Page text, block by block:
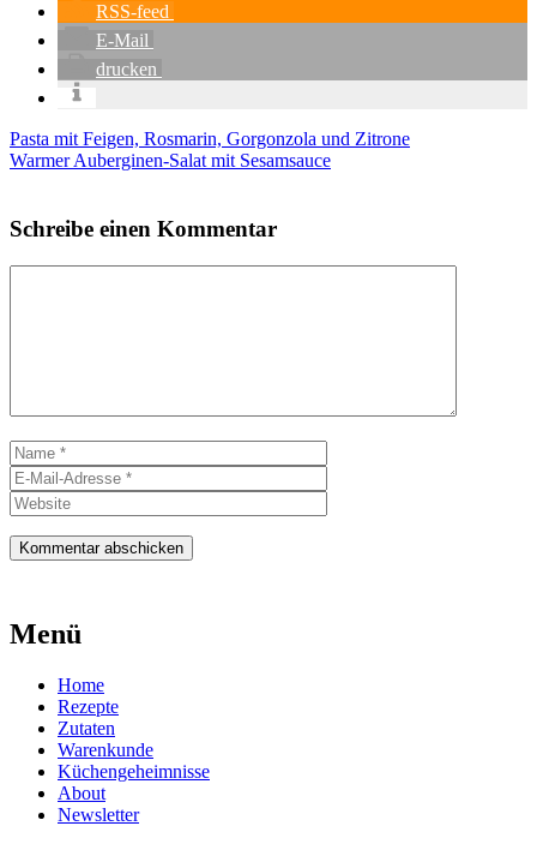
RSS-feed
E‑Mail
dru­cken
Pasta mit Feigen, Rosmarin, Gorgonzola und Zitrone
Warmer Auberginen-Salat mit Sesamsauce
Schreibe einen Kommentar
Name
Mail-
Adresse
Menü
Home
Rezepte
Zutaten
Warenkunde
Küchengeheimnisse
About
Newsletter